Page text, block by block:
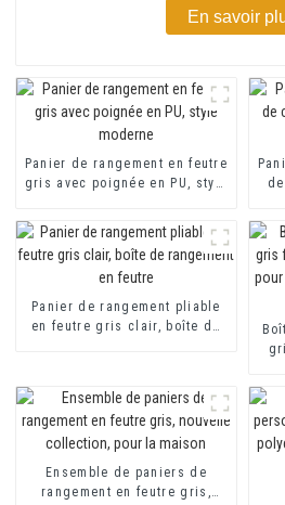
En savoir
Panier de rangement en feutre
gris avec poignée en PU, style
Panier de rangement pliable
en feutre gris clair, boîte de
Ensemble de paniers de
rangement en feutre gris,